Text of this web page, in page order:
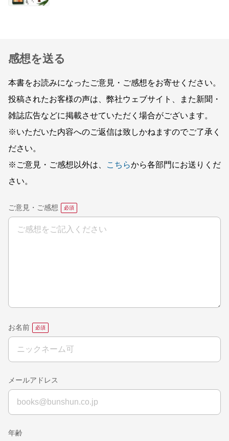
感想を送る
本書をお読みになったご意見・ご感想をお寄せください。
投稿されたお客様の声は、弊社ウェブサイト、また新聞・
雑誌広告などに掲載させていただく場合がございます。
※いただいた内容へのご返信は致しかねますのでご了承く
ださい。
※ご意見・ご感想以外は、
こちらから各部門にお送りくだ
さい。
ご意見・ご感想
お名前
メールアドレス
年齢